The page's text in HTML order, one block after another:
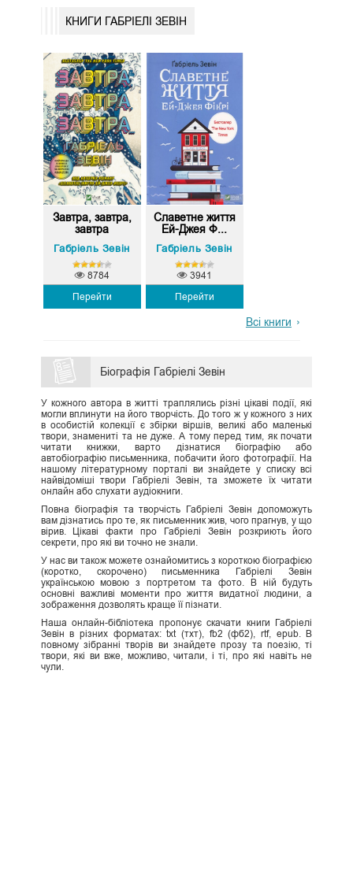
КНИГИ ГАБРІЕЛІ ЗЕВІН
Завтра, завтра,
завтра
Габріель Зевін
Перейти
8784
Славетне життя
Ей-Джея Ф...
Габріель Зевін
Перейти
3941
Всі книги
Біографія Габріелі Зевін
У кожного автора в житті траплялись різні цікаві події, які
могли вплинути на його творчість. До того ж у кожного з них
в особистій колекції є збірки віршів, великі або маленькі
твори, знамениті та не дуже. А тому перед тим, як почати
читати книжки, варто дізнатися біографію або
автобіографію письменника, побачити його фотографії. На
нашому літературному порталі ви знайдете у списку всі
найвідоміші твори Габріелі Зевін, та зможете їх читати
онлайн або слухати аудіокниги.
Повна біографія та творчість Габріелі Зевін допоможуть
вам дізнатись про те, як письменник жив, чого прагнув, у що
вірив. Цікаві факти про Габріелі Зевін розкриють його
секрети, про які ви точно не знали.
У нас ви також можете ознайомитись з короткою біографією
(коротко, скорочено) письменника Габріелі Зевін
українською мовою з портретом та фото. В ній будуть
основні важливі моменти про життя видатної людини, а
зображення дозволять краще її пізнати.
Наша онлайн-бібліотека пропонує скачати книги Габріелі
Зевін в різних форматах: txt (тхт), fb2 (фб2), rtf, epub. В
повному зібранні творів ви знайдете прозу та поезію, ті
твори, які ви вже, можливо, читали, і ті, про які навіть не
чули.